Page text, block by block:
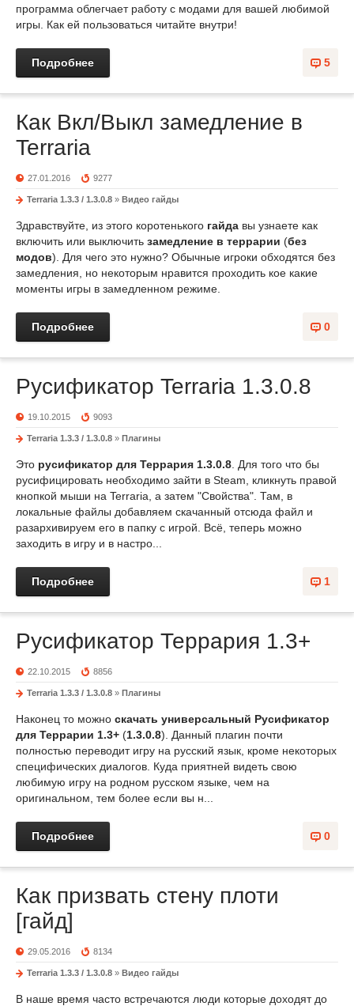
программа облегчает работу с модами для вашей любимой
игры. Как ей пользоваться читайте внутри!
5
Подробнее
Как Вкл/Выкл замедление в
Terraria
27.01.2016 9277
Terraria 1.3.3 / 1.3.0.8 » Видео гайды
Здравствуйте, из этого коротенького гайда вы узнаете как
включить или выключить замедление в террарии (без
модов). Для чего это нужно? Обычные игроки обходятся без
замедления, но некоторым нравится проходить кое какие
моменты игры в замедленном режиме.
0
Подробнее
Русификатор Terraria 1.3.0.8
19.10.2015 9093
Terraria 1.3.3 / 1.3.0.8 » Плагины
Это русификатор для Террария 1.3.0.8 . Для того что бы
русифицировать необходимо зайти в Steam, кликнуть правой
кнопкой мыши на Terraria, а затем "Свойства". Там, в
локальные файлы добавляем скачанный отсюда файл и
разархивируем его в папку с игрой. Всё, теперь можно
заходить в игру и в настро...
1
Подробнее
Русификатор Террария 1.3+
22.10.2015 8856
Terraria 1.3.3 / 1.3.0.8 » Плагины
Наконец то можно скачать универсальный Русификатор
для Террарии 1.3+ (1.3.0.8). Данный плагин почти
полностью переводит игру на русский язык, кроме некоторых
специфических диалогов. Куда приятней видеть свою
любимую игру на родном русском языке, чем на
оригинальном, тем более если вы н...
0
Подробнее
Как призвать стену плоти
[гайд]
29.05.2016 8134
Terraria 1.3.3 / 1.3.0.8 » Видео гайды
В наше время часто встречаются люди которые доходят до